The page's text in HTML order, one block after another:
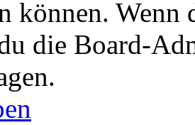
können. Wenn
die Board-